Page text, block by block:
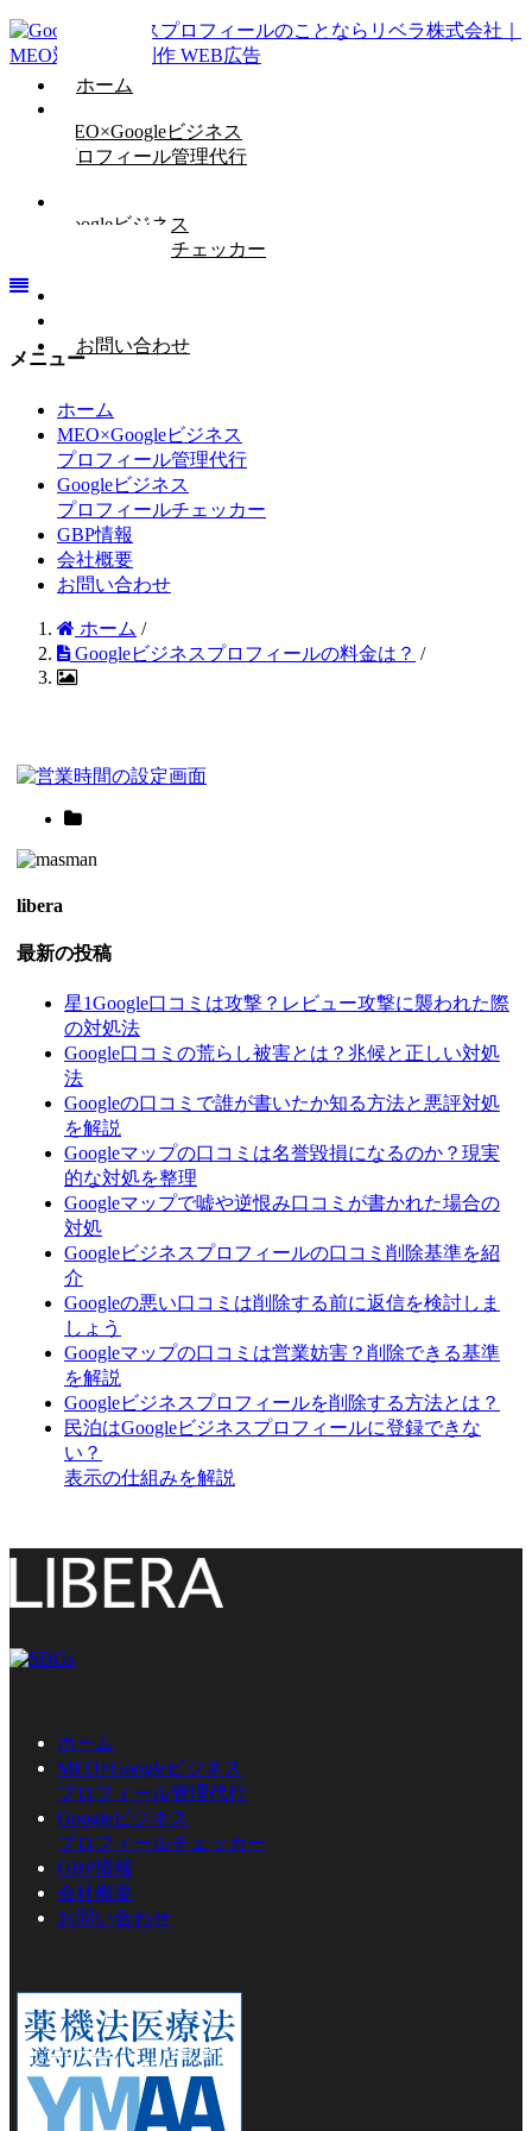
ホーム
MEO×Googleビジネス
プロフィール管理代行
Googleビジネス
プロフィールチェッカー
お問い合わせ
メニュー
ホーム
MEO×Googleビジネス
プロフィール管理代行
Googleビジネス
プロフィールチェッカー
GBP情報
会社概要
お問い合わせ
ホーム /
Googleビジネスプロフィールの料金は？ /
libera
最新の投稿
星1Google口コミは攻撃？レビュー攻撃に襲われた際
の対処法
Google口コミの荒らし被害とは？兆候と正しい対処
法
Googleの口コミで誰が書いたか知る方法と悪評対処
を解説
Googleマップの口コミは名誉毀損になるのか？現実
的な対処を整理
Googleマップで嘘や逆恨み口コミが書かれた場合の
対処
Googleビジネスプロフィールの口コミ削除基準を紹
介
Googleの悪い口コミは削除する前に返信を検討しま
しょう
Googleマップの口コミは営業妨害？削除できる基準
を解説
Googleビジネスプロフィールを削除する方法とは？
民泊はGoogleビジネスプロフィールに登録できな
い？
表示の仕組みを解説
ホーム
MEO×Googleビジネス
プロフィール管理代行
Googleビジネス
プロフィールチェッカー
GBP情報
会社概要
お問い合わせ